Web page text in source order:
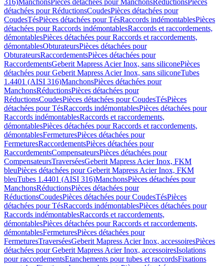
316)ManchonsPièces détachées pour ManchonsRéductionsPièces
détachées pour RéductionsCoudesPièces détachées pour
CoudesTésPièces détachées pour TésRaccords indémontablesPièces
détachées pour Raccords indémontablesRaccords et raccordements,
démontablesPièces détachées pour Raccords et raccordements,
démontablesObturateursPièces détachées pour
ObturateursRaccordementsPièces détachées pour
RaccordementsGeberit Mapress Acier Inox, sans siliconePièces
détachées pour Geberit Mapress Acier Inox, sans siliconeTubes
1.4401 (AISI 316)ManchonsPièces détachées pour
ManchonsRéductionsPièces détachées pour
RéductionsCoudesPièces détachées pour CoudesTésPièces
détachées pour TésRaccords indémontablesPièces détachées pour
Raccords indémontablesRaccords et raccordements,
démontablesPièces détachées pour Raccords et raccordements,
démontablesFermeturesPièces détachées pour
FermeturesRaccordementsPièces détachées pour
RaccordementsCompensateursPièces détachées pour
CompensateursTraverséesGeberit Mapress Acier Inox, FKM
bleuPièces détachées pour Geberit Mapress Acier Inox, FKM
bleuTubes 1.4401 (AISI 316)ManchonsPièces détachées pour
ManchonsRéductionsPièces détachées pour
RéductionsCoudesPièces détachées pour CoudesTésPièces
détachées pour TésRaccords indémontablesPièces détachées pour
Raccords indémontablesRaccords et raccordements,
démontablesPièces détachées pour Raccords et raccordements,
démontablesFermeturesPièces détachées pour
FermeturesTraverséesGeberit Mapress Acier Inox, accessoiresPièces
détachées pour Geberit Mapress Acier Inox, accessoiresIsolations
pour raccordementsEtanchements pour tubes et raccordsFixations